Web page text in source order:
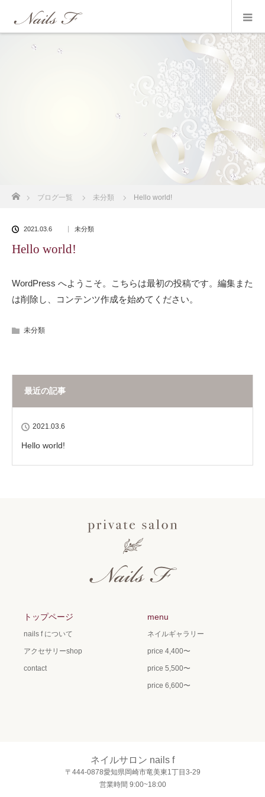
ブログ一覧 未分類 Hello world!
2021.03.6 未分類
Hello world!
WordPress へようこそ。こちらは最初の投稿です。編集また
は削除し、コンテンツ作成を始めてください。
未分類
最近の記事
2021.03.6
Hello world!
トップページ
nails f について
アクセサリーshop
contact
menu
ネイルギャラリー
price 4,400〜
price 5,500〜
price 6,600〜
ネイルサロン nails f
〒444-0878愛知県岡崎市竜美東1丁目3-29
営業時間 9:00~18:00